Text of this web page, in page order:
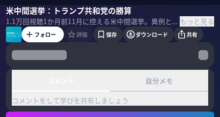
米中間選挙：トランプ共和党の勝算
1.1万回視聴1か月前 11月に控える米中間選挙。異例となる党大会の発表やイラン政策を巡り、トランプ大統領率いる共和党内で分断の危機がささやかれる。現職大統領に不利とされる「逆風の法則」の中、下院敗北を予想する厳しい見方と、隠れトランプ人気やインフレ対策による勝利予想が交錯。超大国の権力図を左右する選挙の行方に迫る。 ＜ゲスト＞ ジョセフ・クラフト｜経済アナリスト UCバークレー校を卒業後、モルガン・スタンレー本社に入社。東京支社で為替本部長などを歴任。2015年に独立し会社を設立。東京国際大学の副学長やソニーグループ、東京エレクトロンの社外取締役を務める。 横江公美｜東洋大学教授 松下政経塾15期生、ヘリテージ財団上級研究員を経て現職。世界の食エッセイを書くことが夢。著書には「隠れトランプのアメリカ」「話は 5 行でまとめなさい」「アメリカのシンクタンク」等。 ＜目次＞ もっと見る
ジョセフ・クラフト横江公美佐藤真莉子
フォロー 評価 保存 ダウンロード 共有
自分メモ
コメントをして学びを共有しましょう